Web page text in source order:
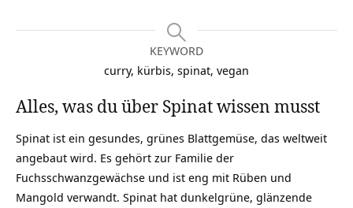
KEYWORD
curry, kürbis, spinat, vegan
Alles, was du über Spinat wissen musst
Spinat ist ein gesundes, grünes Blattgemüse, das weltweit
angebaut wird. Es gehört zur Familie der
Fuchsschwanzgewächse und ist eng mit Rüben und
Mangold verwandt. Spinat hat dunkelgrüne, glänzende